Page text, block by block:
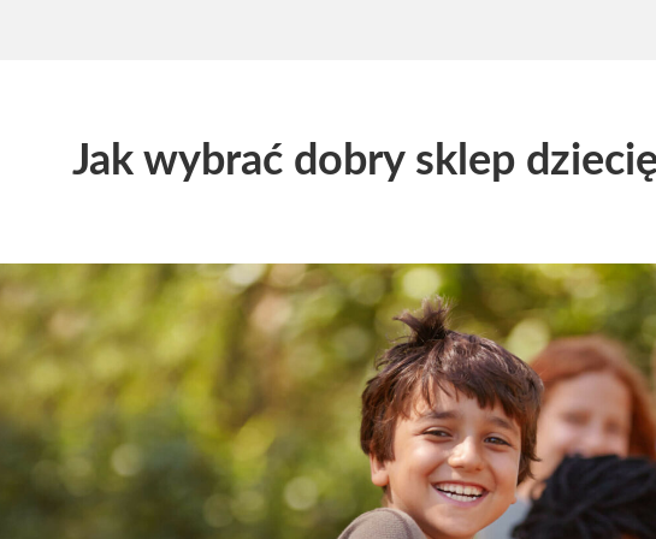
Jak wybrać dobry sklep